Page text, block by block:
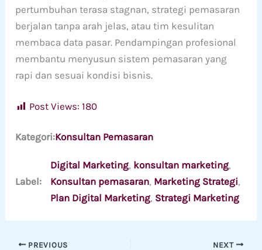
pertumbuhan terasa stagnan, strategi pemasaran
berjalan tanpa arah jelas, atau tim kesulitan
membaca data pasar. Pendampingan profesional
membantu menyusun sistem pemasaran yang
rapi dan sesuai kondisi bisnis.
Post Views: 180
Kategori:Konsultan Pemasaran
Label:
Digital Marketing, konsultan marketing
Konsultan pemasaran, Marketing Strategi
Plan Digital Marketing, Strategi Marketing
PREVIOUS NEXT